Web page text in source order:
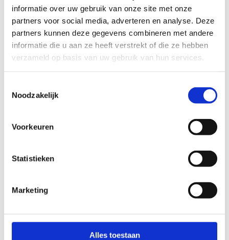
informatie over uw gebruik van onze site met onze
partners voor social media, adverteren en analyse. Deze
partners kunnen deze gegevens combineren met andere
informatie die u aan ze heeft verstrekt of die ze hebben
verzameld op basis van uw gebruik van hun services.
Noodzakelijk
Voorkeuren
Statistieken
Marketing
Alles toestaan
Vraag gadgets of medailles aan
Beloon de deelnemers aan jouw sportevenement
met een gadget of medaille